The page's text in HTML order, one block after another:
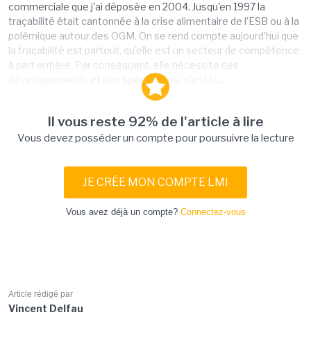
commerciale que j'ai déposée en 2004. Jusqu'en 1997 la
traçabilité était cantonnée à la crise alimentaire de l'ESB ou à la
polémique autour des OGM. On se rend compte aujourd'hui que
la traçabilité est partout, qu'elle est un secteur de compétence
à part entière. Par conséquent, elle nécessite des
développements et des spécialistes : c'est là...
Il vous reste 92% de l'article à lire
Vous devez posséder un compte pour poursuivre la lecture
JE CRÉE MON COMPTE LMI
Vous avez déjà un compte? Connectez-vous
Article rédigé par
Vincent Delfau